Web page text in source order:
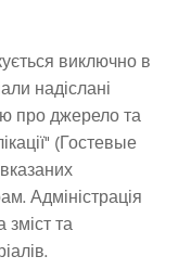
виключно в
надіслані
про джерело та
(Гостевые
Адміністрація
зміст та